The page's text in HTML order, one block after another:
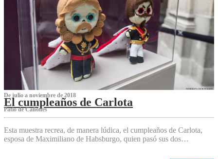
De julio a noviembre de 2018
El cumpleaños de Carlota
Patio de Cañones
Esta muestra recrea, de manera lúdica, el cumpleaños de Carlota,
esposa de Maximiliano de Habsburgo, quien pasó sus dos…